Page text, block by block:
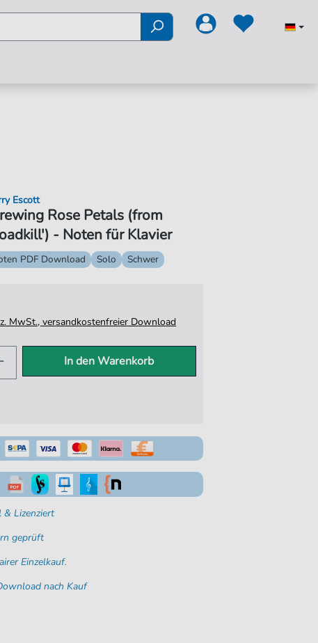
Rose Petals (from
- Noten für Klavier
Escott
PDF Download Solo Schwer
MwSt., versandkostenfreier Download
In den Warenkorb
& Lizenziert
geprüft
Einzelkauf.
nach Kauf